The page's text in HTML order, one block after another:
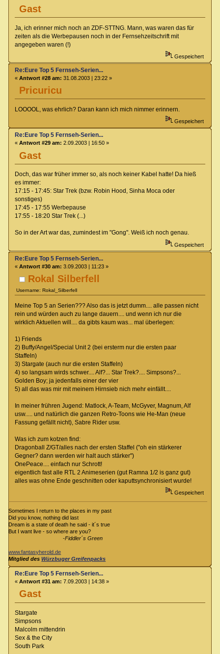
Gast
Ja, ich erinner mich noch an ZDF-STTNG. Mann, was waren das für
zeiten als die Werbepausen noch in der Fernsehzeitschrift mit
angegeben waren (!)
Gespeichert
Pricuricu
Re:Eure Top 5 Fernseh-Serien...
« Antwort #28 am: 31.08.2003 | 23:22 »
LOOOOL, was ehrlich? Daran kann ich mich nimmer erinnern.
Gespeichert
Gast
Re:Eure Top 5 Fernseh-Serien...
« Antwort #29 am: 2.09.2003 | 16:50 »
Doch, das war früher immer so, als noch keiner Kabel hatte! Da hieß
es immer:
17:15 - 17:45: Star Trek (bzw. Robin Hood, Sinha Moca oder
sonstiges)
17:45 - 17:55 Werbepause
17:55 - 18:20 Star Trek (...)
So in der Art war das, zumindest im "Gong". Weiß ich noch genau.
Gespeichert
Rokal Silberfell
Username: Rokal_Silberfell
Re:Eure Top 5 Fernseh-Serien...
« Antwort #30 am: 3.09.2003 | 11:23 »
Meine Top 5 an Serien??? Also das is jetzt dumm.... alle passen nicht
rein und würden auch zu lange dauern.... und wenn ich nur die
wirklich Aktuellen will.... da gibts kaum was... mal überlegen:
1) Friends
2) Buffy/Angel/Special Unit 2 (bei ersterm nur die ersten paar
Staffeln)
3) Stargate (auch nur die ersten Staffeln)
4) so langsam wirds schwer.... Alf?... Star Trek?.... Simpsons?...
Golden Boy; ja jedenfalls einer der vier
5) all das was mir mit meinem Hirnsieb nich mehr einfällt....
In meiner frühren Jugend: Matlock, A-Team, McGyver, Magnum, Alf
usw..... und natürlich die ganzen Retro-Toons wie He-Man (neue
Fassung gefällt nicht), Sabre Rider usw.
Was ich zum kotzen find:
Dragonball Z/GT/alles nach der ersten Staffel ("oh ein stärkerer
Gegner? dann werden wir halt auch stärker")
OnePeace.... einfach nur Schrott!
eigentlich fast alle RTL 2 Animeserien (gut Ramna 1/2 is ganz gut)
alles was ohne Ende geschnitten oder kaputtsynchronisiert wurde!
Gespeichert
Sometimes I return to the places in my past
Did you know, nothing did last
Dream is a state of death he said - it´s true
But I want live - so where are you?
-Fiddler´s Green
www.fantasyherold.de
Mitglied desWürzbuger Greifenpacks
Gast
Re:Eure Top 5 Fernseh-Serien...
« Antwort #31 am: 7.09.2003 | 14:38 »
Stargate
Simpsons
Malcolm mittendrin
Sex & the City
South Park